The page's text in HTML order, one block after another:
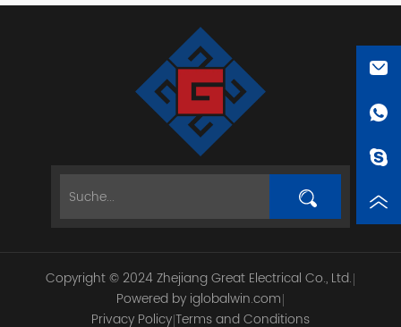
Copyright © 2024 Zhejiang Great Electrical Co., Ltd.
Powered by iglobalwin.com
Privacy PolicyTerms and Conditions